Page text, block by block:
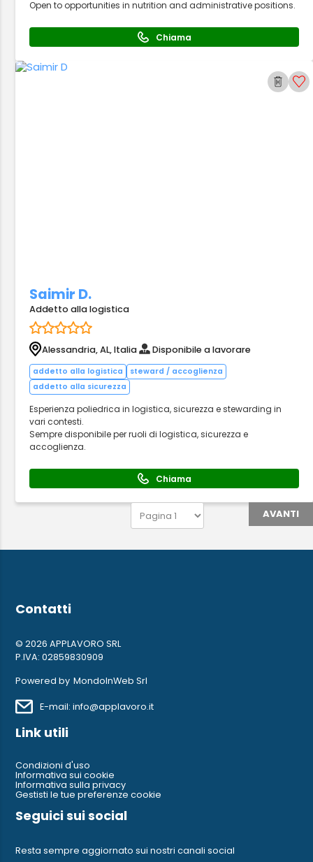
Open to opportunities in nutrition and administrative positions.
Chiama
Saimir D.
Addetto alla logistica
Alessandria, AL, Italia Disponibile a lavorare
addetto alla logistica
steward / accoglienza
addetto alla sicurezza
Esperienza poliedrica in logistica, sicurezza e stewarding in
vari contesti.
Sempre disponibile per ruoli di logistica, sicurezza e
accoglienza.
Chiama
AVANTI
Contatti
© 2026 APPLAVORO SRL
P.IVA: 02859830909
Powered by MondoInWeb Srl
E-mail: info@applavoro.it
Link utili
Condizioni d'uso
Informativa sui cookie
Informativa sulla privacy
Gestisti le tue preferenze cookie
Seguici sui social
Resta sempre aggiornato sui nostri canali social